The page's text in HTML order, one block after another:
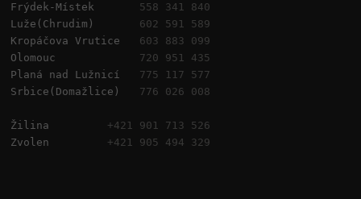
Frýdek-Místek 558 341 840
Luže(Chrudim) 602 591 589
Kropáčova Vrutice 603 883 099
Olomouc 720 951 435
Planá nad Lužnicí 775 117 577
Srbice(Domažlice) 776 026 008
Žilina +421 901 713 526
Zvolen +421 905 494 329